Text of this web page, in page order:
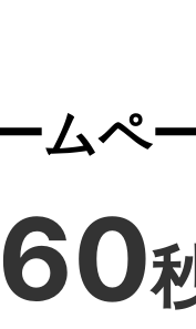
ムペ
60